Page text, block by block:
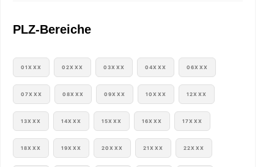
PLZ-Bereiche
01XXX 02XXX 03XXX 04XXX 06XXX
07XXX 08XXX 09XXX 10XXX 12XXX
13XXX 14XXX 15XXX 16XXX 17XXX
18XXX 19XXX 20XXX 21XXX 22XXX